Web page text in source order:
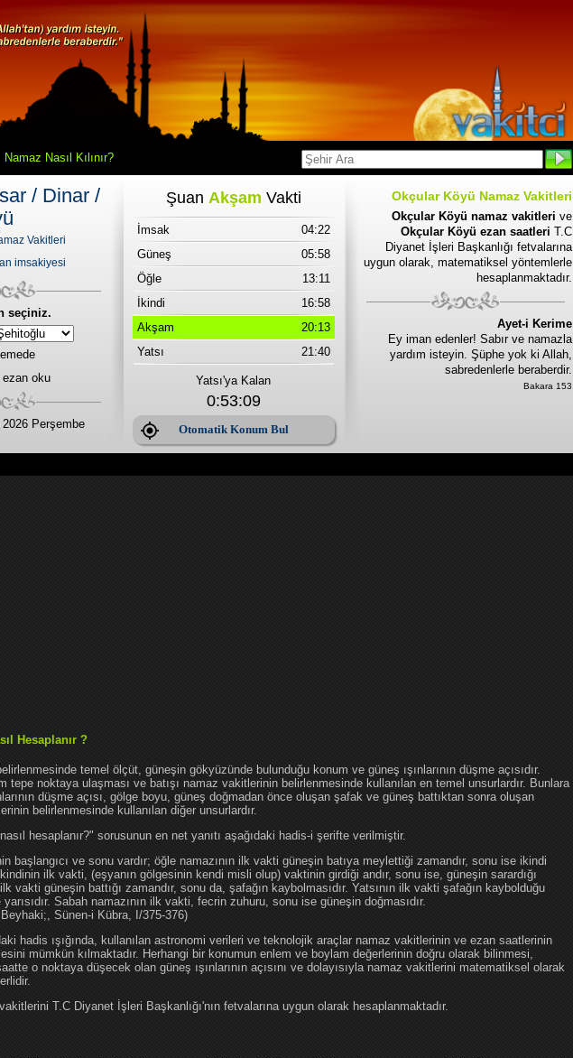
Namaz Nasıl Kılınır?
/ Dinar /
Vakitleri
imsakiyesi
seçiniz.
oku
Perşembe
Şuan Akşam Vakti
İmsak
04:22
Güneş
05:58
Öğle
13:11
İkindi
16:58
Akşam
20:13
Yatsı
21:40
Yatsı'ya Kalan
0:53:09
Otomatik Konum Bul
Okçular Köyü Namaz Vakitleri
Okçular Köyü namaz vakitleri ve
Okçular Köyü ezan saatleri T.C
Diyanet İşleri Başkanlığı fetvalarına
uygun olarak, matematiksel yöntemlerle
hesaplanmaktadır.
Ayet-i Kerime
Ey iman edenler! Sabır ve namazla
yardım isteyin. Şüphe yok ki Allah,
sabredenlerle beraberdir.
Bakara 153
Hesaplanır ?
temel ölçüt, güneşin gökyüzünde bulunduğu konum ve güneş ışınlarının düşme açısıdır.
tepe noktaya ulaşması ve batışı namaz vakitlerinin belirlenmesinde kullanılan en temel unsurlardır. Bunlara
düşme açısı, gölge boyu, güneş doğmadan önce oluşan şafak ve güneş battıktan sonra oluşan
belirlenmesinde kullanılan diğer unsurlardır.
hesaplanır?" sorusunun en net yanıtı aşağıdaki hadis-i şerifte verilmiştir.
başlangıcı ve sonu vardır; öğle namazının ilk vakti güneşin batıya meylettiği zamandır, sonu ise ikindi
ilk vakti, (eşyanın gölgesinin kendi misli olup) vaktinin girdiği andır, sonu ise, güneşin sarardığı
vakti güneşin battığı zamandır, sonu da, şafağın kaybolmasıdır. Yatsının ilk vakti şafağın kaybolduğu
Sabah namazının ilk vakti, fecrin zuhuru, sonu ise güneşin doğmasıdır.
Sünen-i Kübra, I/375-376)
hadis ışığında, kullanılan astronomi verileri ve teknolojik araçlar namaz vakitlerinin ve ezan saatlerinin
mümkün kılmaktadır. Herhangi bir konumun enlem ve boylam değerlerinin doğru olarak bilinmesi,
o noktaya düşecek olan güneş ışınlarının açısını ve dolayısıyla namaz vakitlerini matematiksel olarak
T.C Diyanet İşleri Başkanlığı'nın fetvalarına uygun olarak hesaplanmaktadır.